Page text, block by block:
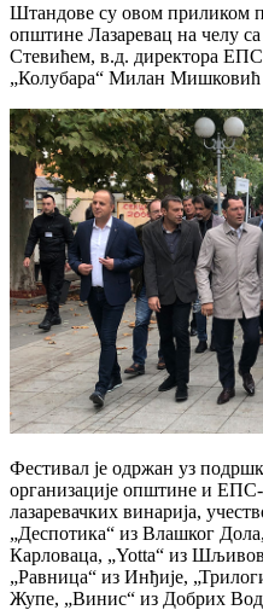
Штандове су овом приликом
општине Лазаревац на челу
Стевићем, в.д. директора
„Колубара“ Милан Мишковић
Фестивал је одржан уз
организације општине и
лазаревачких винарија,
„Деспотика“ из Влашког
Карловаца, „Yotta“ из
„Равница“ из Инђије,
Жупе, „Винис“ из Добрих